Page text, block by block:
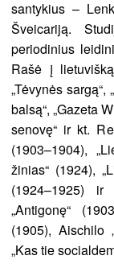
santykius –
Šveicariją.
periodinius
Rašė į
„Tėvynės sargą“,
balsą“, „Gazeta
senovę“ ir kt.
(1903–1904),
žinias“ (1924),
(1924–1925)
„Antigonę“
(1905), Aischilo
„Kas tie